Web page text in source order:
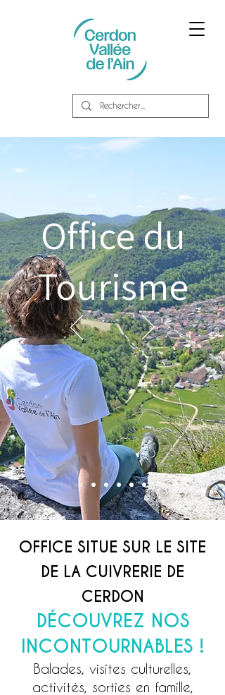
Office du
Tourisme
OFFICE SITUE SUR LE SITE
DE LA CUIVRERIE DE
CERDON
DÉCOUVREZ NOS
INCONTOURNABLES !
Balades, visites culturelles,
activités, sorties en famille,